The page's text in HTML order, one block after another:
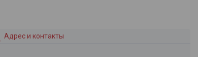
Адрес и контакты